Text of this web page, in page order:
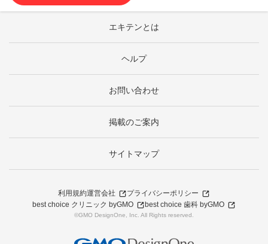
エキテンとは
ヘルプ
お問い合わせ
掲載のご案内
サイトマップ
利用規約運営会社
プライバシーポリシー
best choice クリニック byGMO
best choice 歯科 byGMO
©GMO DesignOne, Inc. All Rights reserved.